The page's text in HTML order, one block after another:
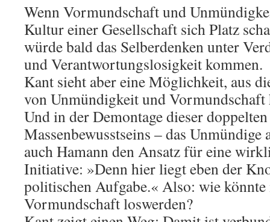
Wenn Vormundschaft und
Kultur einer Gesellschaft sich Platz
würde bald das Selberdenken unter
und Verantwortungslosigkeit kommen.
Kant sieht aber eine Möglichkeit, aus
von Unmündigkeit und Vormundschaft
Und in der Demontage dieser
Massenbewusstseins – das
auch Hamann den Ansatz für eine
Initiative: »Denn hier liegt eben der
politischen Aufgabe.« Also: wie könnte
Vormundschaft loswerden?